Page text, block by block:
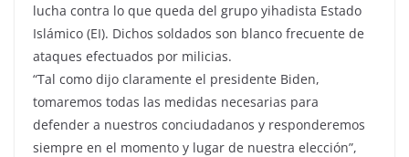
lucha contra lo que queda del grupo yihadista Estado
Islámico (EI). Dichos soldados son blanco frecuente de
ataques efectuados por milicias.
“Tal como dijo claramente el presidente Biden,
tomaremos todas las medidas necesarias para
defender a nuestros conciudadanos y responderemos
siempre en el momento y lugar de nuestra elección”,